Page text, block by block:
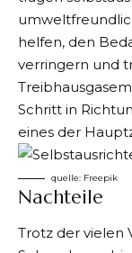
helfen, den
verringern und
Schritt in
eines der
quelle: Freepik
Nachteile
Trotz der vielen